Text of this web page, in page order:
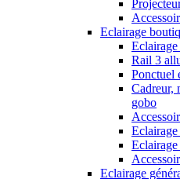
Eclairage
Rail 3
Ponctuel
Cadreur,
gobo
Eclairage